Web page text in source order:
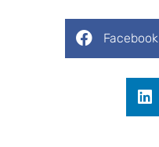
Facebook